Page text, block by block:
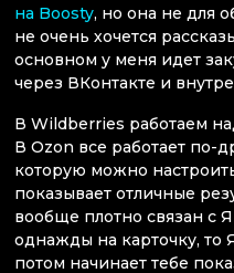
на Boosty, но она не для
не очень хочется
основном у меня идет
через ВКонтакте и
В Wildberries работаем
В Ozon все работает по-
которую можно
показывает отличные
вообще плотно связан с
однажды на карточку, то
потом начинает тебе